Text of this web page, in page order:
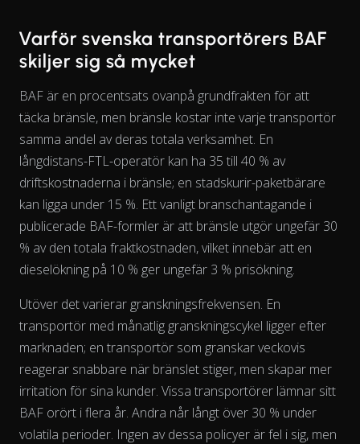
The chart has 2 Y axes displaying % and EUR/L.
Varför svenska transportörers BAF
skiljer sig så mycket
BAF är en procentsats ovanpå grundfrakten för att
täcka bränsle, men bränsle kostar inte varje transportör
samma andel av deras totala verksamhet. En
långdistans-FTL-operatör kan ha 35 till 40 % av
driftskostnaderna i bränsle; en stadskurir-paketbärare
kan ligga under 15 %. Ett vanligt branschantagande i
publicerade BAF-formler är att bränsle utgör ungefär 30
% av den totala fraktkostnaden, vilket innebär att en
dieselökning på 10 % ger ungefär 3 % prisökning.
Utöver det varierar granskningsfrekvensen. En
transportör med månatlig granskningscykel ligger efter
marknaden; en transportör som granskar veckovis
reagerar snabbare när bränslet stiger, men skapar mer
irritation för sina kunder. Vissa transportörer lämnar sitt
BAF orört i flera år. Andra når långt över 30 % under
volatila perioder. Ingen av dessa policyer är fel i sig, men